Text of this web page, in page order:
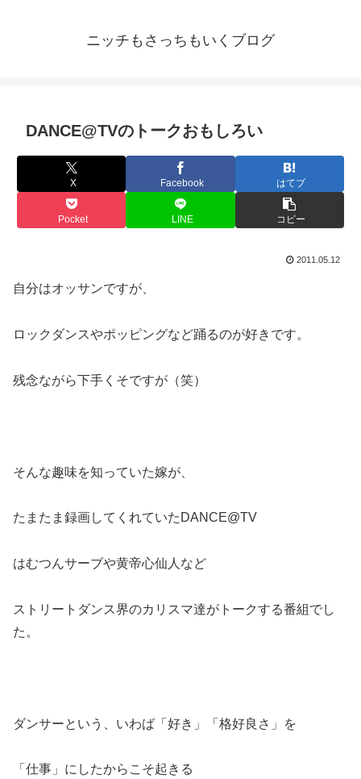
ニッチもさっちもいくブログ
DANCE@TVのトークおもしろい
X Facebook はてブ
Pocket LINE コピー
2011.05.12
自分はオッサンですが、
ロックダンスやポッピングなど踊るのが好きです。
残念ながら下手くそですが（笑）
そんな趣味を知っていた嫁が、
たまたま録画してくれていたDANCE@TV
はむつんサーブや黄帝心仙人など
ストリートダンス界のカリスマ達がトークする番組でし
た。
ダンサーという、いわば「好き」「格好良さ」を
「仕事」にしたからこそ起きる